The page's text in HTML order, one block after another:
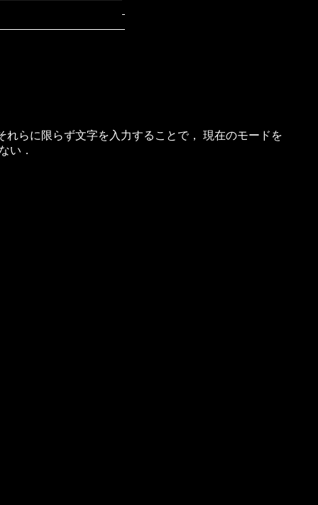
らに限らず文字を入力することで， 現在のモードを
い．